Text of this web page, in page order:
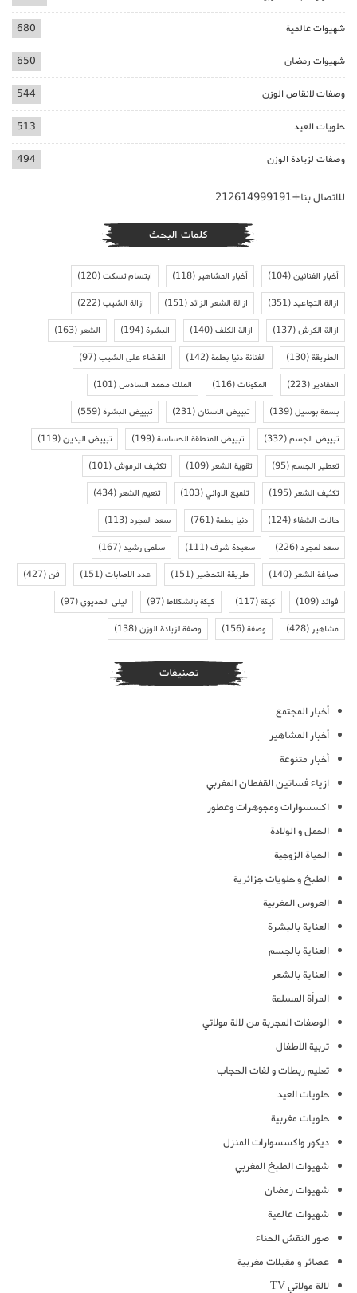
شهيوات عالمية 680
شهيوات رمضان 650
وصفات لانقاص الوزن 544
حلويات العيد 513
وصفات لزيادة الوزن 494
للاتصال بنا+212614999191
كلمات البحث
أخبار الفنانين(104) أخبار المشاهير(118) ابتسام تسكت(120)
ازالة التجاعيد(351) ازالة الشعر الزائد(151) ازالة الشيب(222)
ازالة الكرش(137) ازالة الكلف(140) البشرة(194) الشعر(163)
الطريقة(130) الفنانة دنيا بطمة(142) القضاء على الشيب(97)
المقادير(223) المكونات(116) الملك محمد السادس(101)
بسمة بوسيل(139) تبييض الاسنان(231) تبييض البشرة(559)
تبييض الجسم(332) تبييض المنطقة الحساسة(199) تبييض اليدين(119)
تعطير الجسم(95) تقوية الشعر(109) تكثيف الرموش(101)
تكثيف الشعر(195) تلميع الاواني(103) تنعيم الشعر(434)
حالات الشفاء(124) دنيا بطمة(761) سعد المجرد(113)
سعد لمجرد(226) سعيدة شرف(111) سلمى رشيد(167)
صباغة الشعر(140) طريقة التحضير(151) عدد الاصابات(151) فن(427)
فوائد(109) كيكة(117) كيكة بالشكلاط(97) ليلى الحديوي(97)
مشاهير(428) وصفة(156) وصفة لزيادة الوزن(138)
تصنيفات
أخبار المجتمع
أخبار المشاهير
أخبار متنوعة
ازياء فساتين القفطان المغربي
اكسسوارات ومجوهرات وعطور
الحمل و الولادة
الحياة الزوجية
الطبخ و حلويات جزائرية
العروس المغربية
العناية بالبشرة
العناية بالجسم
العناية بالشعر
المرأة المسلمة
الوصفات المجربة من لالة مولاتي
تربية الاطفال
تعليم ربطات و لفات الحجاب
حلويات العيد
حلويات مغربية
ديكور واكسسوارات المنزل
شهيوات الطبخ المغربي
شهيوات رمضان
شهيوات عالمية
صور النقش الحناء
عصائر و مقبلات مغربية
لالة مولاتي TV